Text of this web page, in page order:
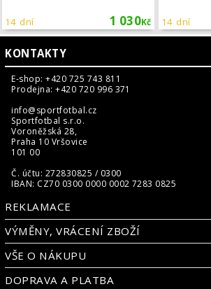
1 030Kč
14 dní 14 dní
KONTAKTY
E-shop: +420 725 743 811
Prodejna: +420 720 996 371
info@sportfotbal.cz
Sportfotbal s.r.o.
Voroněžská 28,
Praha 10 Vršovice
101 00
Č. účtu: 272830825 / 0300
IBAN: CZ70 0300 0000 0002 7283 0825
REKLAMACE
VÝMĚNY, VRÁCENÍ ZBOŽÍ
VŠE O NÁKUPU
DOPRAVA A PLATBA